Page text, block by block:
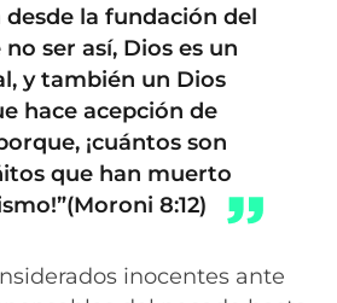
desde la fundación del
ser así, Dios es un
y también un Dios
hace acepción de
¡cuántos son
que han muerto
8:12)
inocentes ante